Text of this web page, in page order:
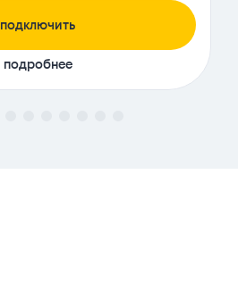
подключить
подробнее